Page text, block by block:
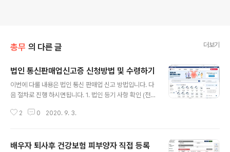
총무 의 다른 글 더보기
법인 통신판매업신고증 신청방법 및 수령하기
이번에 다룰 내용은 법인 통신 판매업 신고 방법입니다. 다
음 절차로 진행 하시면됩니다. 1. 법인 등기 사항 확인 (전자
기변경을 진행하여야합니다. 2. 사업자등록증 확인 (전자
가해주시면됩니다. 3. 통신판매업신고 위와 같이 진행 하
2 0 2020. 9. 3.
배우자 퇴사후 건강보험 피부양자 직접 등록